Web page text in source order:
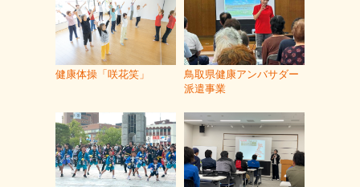
健康体操「咲花笑」
鳥取県健康アンバサダー
派遣事業